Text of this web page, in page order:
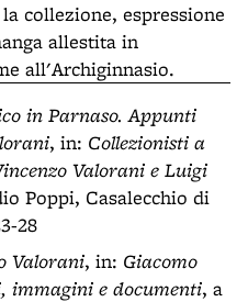
collezione, espressione
allestita in
all'Archiginnasio.
in Parnaso. Appunti
, in: Collezionisti a
Valorani e Luigi
Poppi, Casalecchio di
28
Valorani, in: Giacomo
immagini e documenti, a